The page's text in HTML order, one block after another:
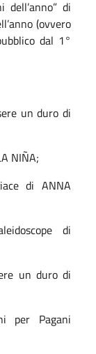
di
(ovvero
dal 1°
un duro di
NIÑA;
di ANNA
di
un duro di
per Pagani